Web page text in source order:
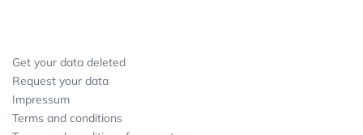
Get your data deleted
Request your data
Impressum
Terms and conditions